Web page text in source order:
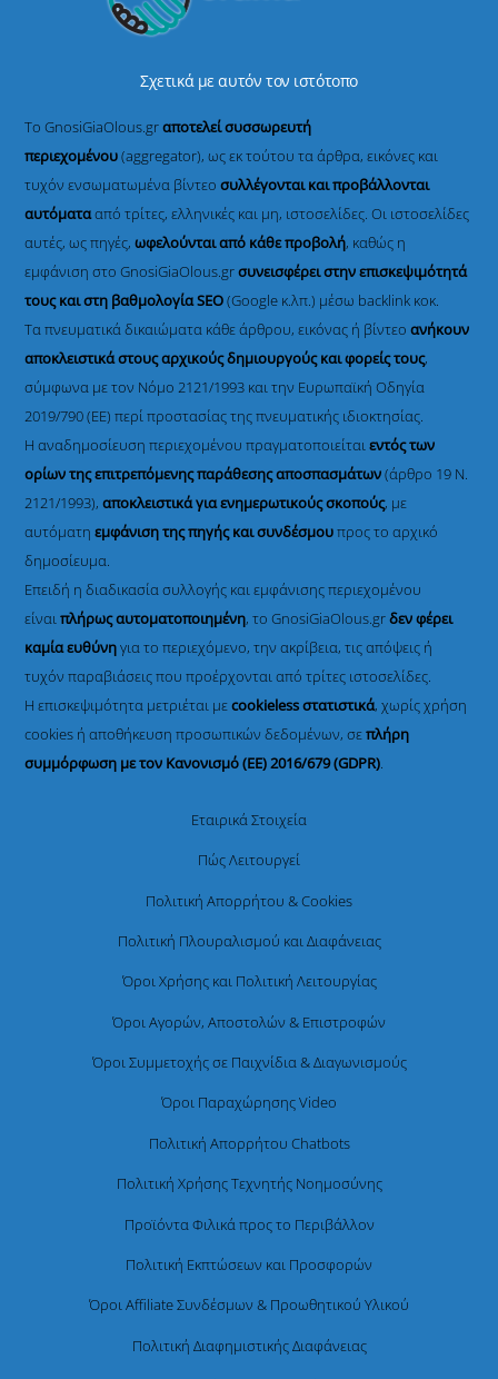
Σχετικά με αυτόν τον ιστότοπο
Το GnosiGiaOlous.grαποτελεί συσσωρευτή
περιεχομένου(aggregator), ως εκ τούτου τα άρθρα, εικόνες και
τυχόν ενσωματωμένα βίντεοσυλλέγονται και προβάλλονται
αυτόματααπό τρίτες, ελληνικές και μη, ιστοσελίδες. Οι ιστοσελίδες
αυτές, ως πηγές,ωφελούνται από κάθε προβολή, καθώς η
εμφάνιση στο GnosiGiaOlous.grσυνεισφέρει στην επισκεψιμότητά
τους και στη βαθμολογία SEO(Google κ.λπ.) μέσω backlink κοκ.
Τα πνευματικά δικαιώματα κάθε άρθρου, εικόνας ή βίντεοανήκουν
αποκλειστικά στους αρχικούς δημιουργούς και φορείς τους,
σύμφωνα με τον Νόμο 2121/1993 και την Ευρωπαϊκή Οδηγία
2019/790 (ΕΕ) περί προστασίας της πνευματικής ιδιοκτησίας.
Η αναδημοσίευση περιεχομένου πραγματοποιείταιεντός των
ορίων της επιτρεπόμενης παράθεσης αποσπασμάτων(άρθρο 19 Ν.
2121/1993), αποκλειστικά για ενημερωτικούς σκοπούς, με
αυτόματηεμφάνιση της πηγής και συνδέσμουπρος το αρχικό
δημοσίευμα.
Επειδή η διαδικασία συλλογής και εμφάνισης περιεχομένου
είναιπλήρως αυτοματοποιημένη, το GnosiGiaOlous.grδεν φέρει
καμία ευθύνηγια το περιεχόμενο, την ακρίβεια, τις απόψεις ή
τυχόν παραβιάσεις που προέρχονται από τρίτες ιστοσελίδες.
Η επισκεψιμότητα μετριέται μεcookieless στατιστικά, χωρίς χρήση
cookies ή αποθήκευση προσωπικών δεδομένων, σεπλήρη
συμμόρφωση με τον Κανονισμό (ΕΕ) 2016/679 (GDPR).
Εταιρικά Στοιχεία
Πώς Λειτουργεί
Πολιτική Απορρήτου & Cookies
Πολιτική Πλουραλισμού και Διαφάνειας
Όροι Χρήσης και Πολιτική Λειτουργίας
Όροι Αγορών, Αποστολών & Επιστροφών
Όροι Συμμετοχής σε Παιχνίδια & Διαγωνισμούς
Όροι Παραχώρησης Video
Πολιτική Απορρήτου Chatbots
Πολιτική Χρήσης Τεχνητής Νοημοσύνης
Προϊόντα Φιλικά προς το Περιβάλλον
Πολιτική Εκπτώσεων και Προσφορών
Όροι Affiliate Συνδέσμων & Προωθητικού Υλικού
Πολιτική Διαφημιστικής Διαφάνειας